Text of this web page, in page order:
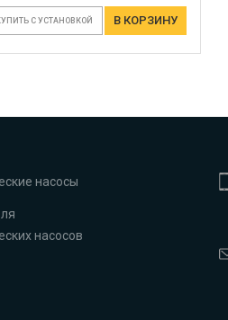
С УСТАНОВКОЙ В КОРЗИНУ
насосы
насосов